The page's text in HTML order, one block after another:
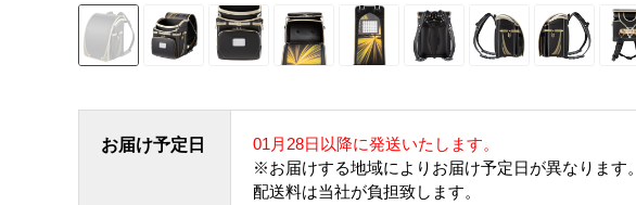
お届け予定日
01月28日以降に発送いたします。
※お届けする地域によりお届け予定日が異なります。
配送料は当社が負担致します。